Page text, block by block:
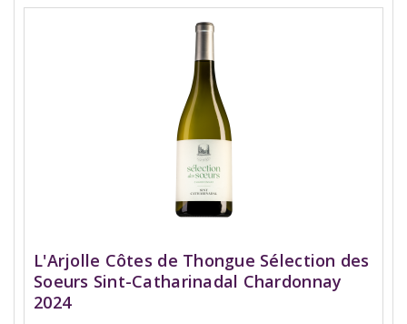
L'Arjolle Côtes de Thongue Sélection des
Soeurs Sint-Catharinadal Chardonnay
2024